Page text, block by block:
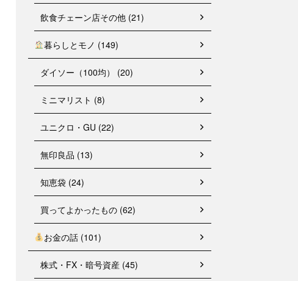
飲食チェーン店その他 (21)
暮らしとモノ (149)
ダイソー（100均） (20)
ミニマリスト (8)
ユニクロ・GU (22)
無印良品 (13)
知恵袋 (24)
買ってよかったもの (62)
お金の話 (101)
株式・FX・暗号資産 (45)